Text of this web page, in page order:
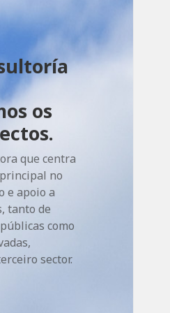
os
que centra
no
e apoio a
tanto de
como
sector.